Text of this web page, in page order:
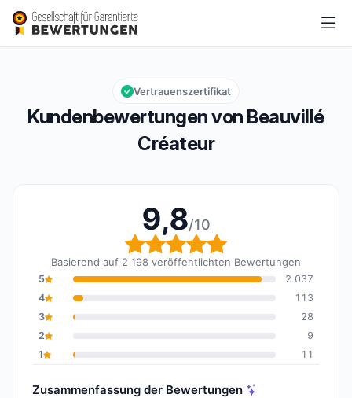
Beauvillé Créateur
Gesamtbewertung: 9,8 von 10
9,8/10
Kundenbewertungen von Beauvillé
Créateur
Vertrauenszertifikat
9,8/10
Gesamtbewertung: 9,8
Basierend auf 2 198 veröffentlichten Bewertungen
5
2 037
4
113
3
28
2
9
1
11
Zusammenfassung der Bewertungen